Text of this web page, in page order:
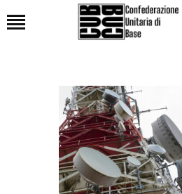
HOME
CHI SIAMO
SEDI
NEWS
PODCAST CUB